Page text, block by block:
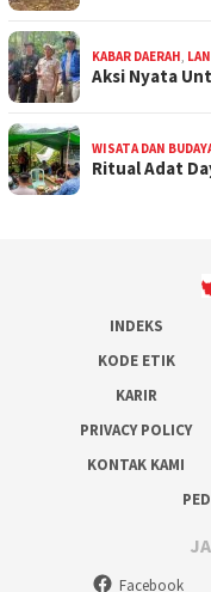
KABAR DAERAH,
Aksi Nyata
WISATA DAN
Ritual Adat
INDEKS
KODE ETIK
KARIR
PRIVACY POLICY
KONTAK KAMI
Facebook